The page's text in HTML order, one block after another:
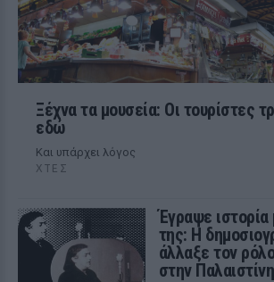
Ξέχνα τα μουσεία: Οι τουρίστες
εδώ
Και υπάρχει λόγος
ΧΤΕΣ
Έγραψε
της: Η
άλλαξε τον
στην Παλαιστίνη